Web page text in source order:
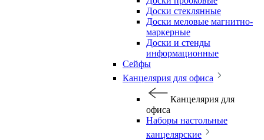
Доски стеклянные
Доски меловые магнитно-
маркерные
Доски и стенды
информационные
Сейфы
Канцелярия для офиса
Канцелярия для
офиса
Наборы настольные
канцелярские